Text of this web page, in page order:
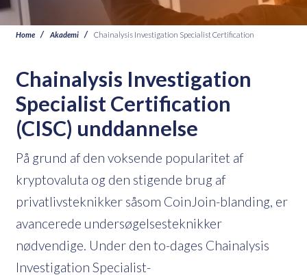
Home Akademi Chainalysis Investigation Specialist Certification
Chainalysis Investigation
Specialist Certification
(CISC) unddannelse
På grund af den voksende popularitet af
kryptovaluta og den stigende brug af
privatlivsteknikker såsom CoinJoin-blanding, er
avancerede undersøgelsesteknikker
nødvendige. Under den to-dages Chainalysis
Investigation Specialist-